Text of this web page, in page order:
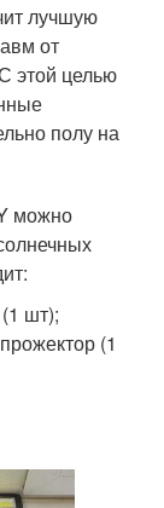
лучшую
от
этой целью
полу на
можно
шт);
(1